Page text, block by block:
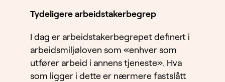
Tydeligere arbeidstakerbegrep
I dag er arbeidstakerbegrepet definert i
arbeidsmiljøloven som «enhver som
utfører arbeid i annens tjeneste». Hva
som ligger i dette er nærmere fastslått